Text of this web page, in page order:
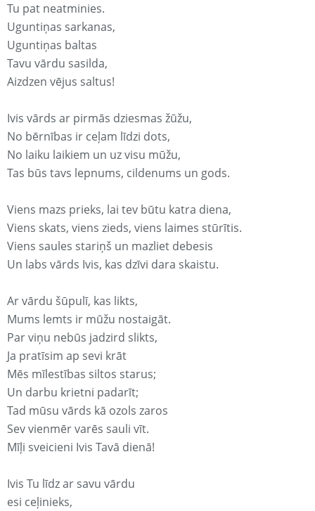
Tu pat neatminies.
Uguntiņas sarkanas,
Uguntiņas baltas
Tavu vārdu sasilda,
Aizdzen vējus saltus!
Ivis vārds ar pirmās dziesmas žūžu,
No bērnības ir ceļam līdzi dots,
No laiku laikiem un uz visu mūžu,
Tas būs tavs lepnums, cildenums un gods.
Viens mazs prieks, lai tev būtu katra diena,
Viens skats, viens zieds, viens laimes stūrītis.
Viens saules stariņš un mazliet debesis
Un labs vārds Ivis, kas dzīvi dara skaistu.
Ar vārdu šūpulī, kas likts,
Mums lemts ir mūžu nostaigāt.
Par viņu nebūs jadzird slikts,
Ja pratīsim ap sevi krāt
Mēs mīlestības siltos starus;
Un darbu krietni padarīt;
Tad mūsu vārds kā ozols zaros
Sev vienmēr varēs sauli vīt.
Mīļi sveicieni Ivis Tavā dienā!
Ivis Tu līdz ar savu vārdu
esi ceļinieks,